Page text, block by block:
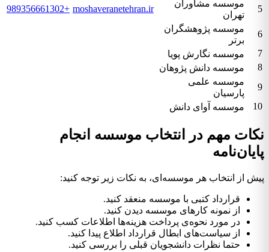
5
موسسه مشاوران
تهران
moshaveranetehran.ir
+989356661302
6
موسسه پژوهشگران
برتر
7
موسسه نگارش پویا
8
موسسه دانش پژوهان
9
موسسه علمی
پارسیان
10
موسسه آوای دانش
نکات مهم در انتخاب موسسه انجام
پایان‌نامه
پیش از انتخاب هر موسسه‌ای، به نکات زیر توجه کنید:
قرارداد کتبی با موسسه منعقد کنید.
از نمونه کارهای موسسه دیدن کنید.
در مورد نحوه‌ی پرداخت هزینه‌ها اطلاعات کسب کنید.
از سیاست‌های ابطال قرارداد اطلاع پیدا کنید.
حتما نظرات دانشجویان قبلی را بررسی کنید.